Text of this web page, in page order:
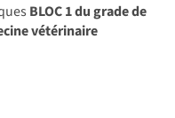
BLOC 1 du grade de
vétérinaire